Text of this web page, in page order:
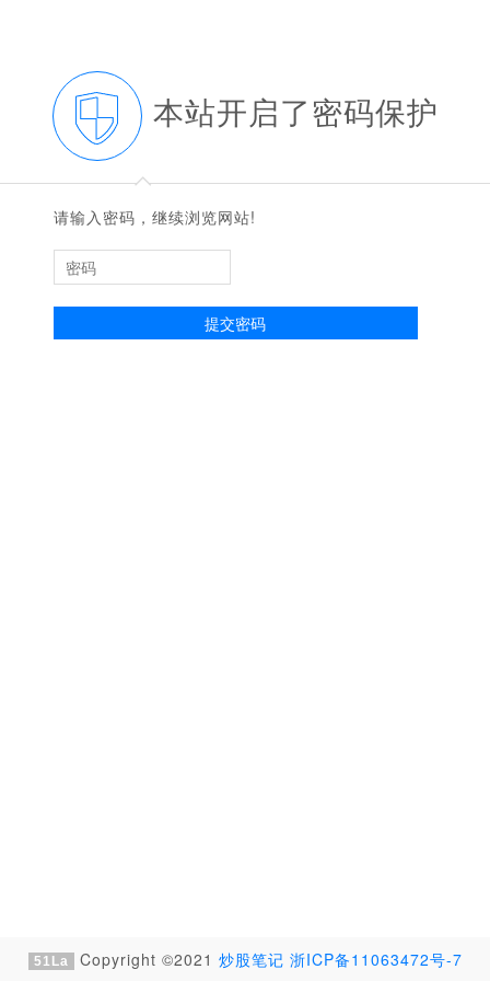
本站开启了密码保护
◆
◆
请输入密码，继续浏览网站!
提交密码
51La Copyright ©2021 炒股笔记 浙ICP备11063472号-7